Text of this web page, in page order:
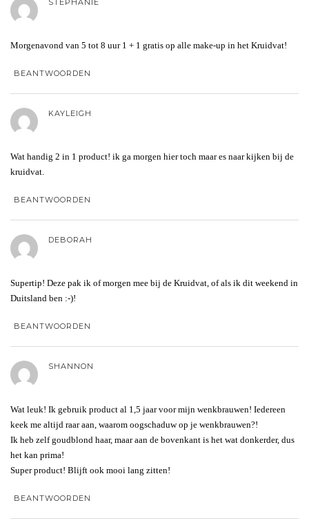
STEPHANIE
Morgenavond van 5 tot 8 uur 1 + 1 gratis op alle make-up in het Kruidvat!
BEANTWOORDEN
KAYLEIGH
Wat handig 2 in 1 product! ik ga morgen hier toch maar es naar kijken bij de
kruidvat.
BEANTWOORDEN
DEBORAH
Supertip! Deze pak ik of morgen mee bij de Kruidvat, of als ik dit weekend in
Duitsland ben :-)!
BEANTWOORDEN
SHANNON
Wat leuk! Ik gebruik product al 1,5 jaar voor mijn wenkbrauwen! Iedereen
keek me altijd raar aan, waarom oogschaduw op je wenkbrauwen?!
Ik heb zelf goudblond haar, maar aan de bovenkant is het wat donkerder, dus
het kan prima!
Super product! Blijft ook mooi lang zitten!
BEANTWOORDEN